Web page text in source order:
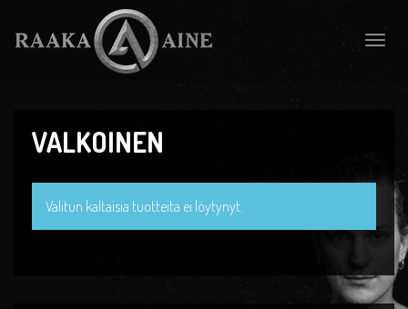
Toggle
VALKOINEN
Valitun kaltaisia tuotteita ei löytynyt.